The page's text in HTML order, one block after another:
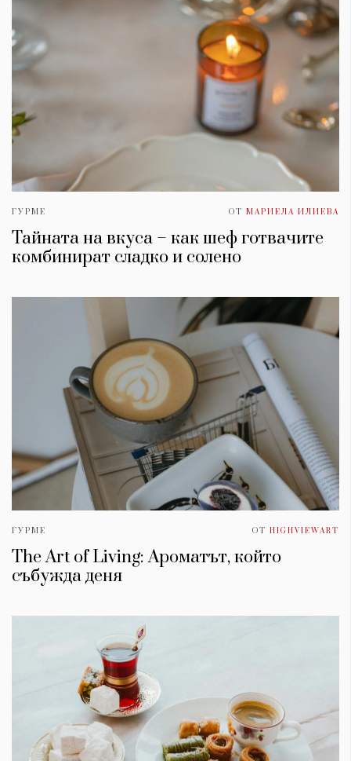
ГУРМЕ ОТ МАРИЕЛА ИЛИЕВА
Тайната на вкуса – как шеф готвачите
комбинират сладко и солено
ГУРМЕ ОТ HIGHVIEWART
The Art of Living: Ароматът, който
събужда деня